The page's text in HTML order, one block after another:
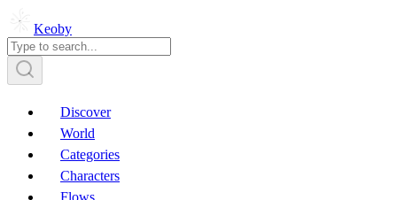
Keoby
Discover
World
Categories
Characters
Flows